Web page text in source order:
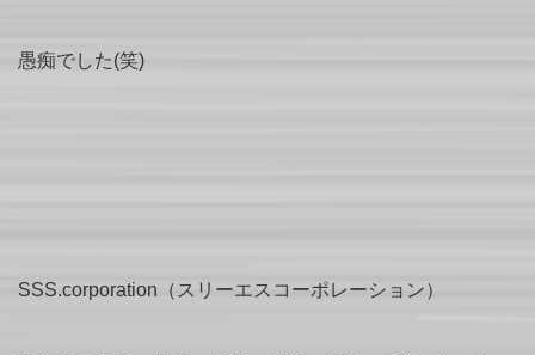
愚痴でした(笑)
SSS.corporation（スリーエスコーポレーション）